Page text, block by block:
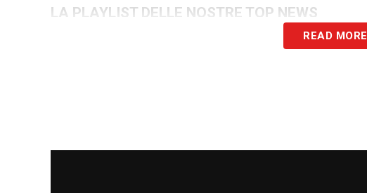
LA PLAYLIST DELLE NOSTRE TOP NEWS
READ MORE